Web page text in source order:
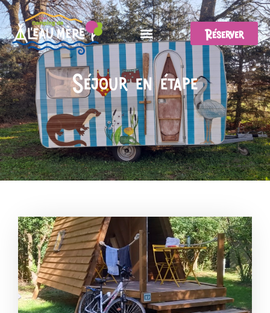
Réserver
Séjour en étape